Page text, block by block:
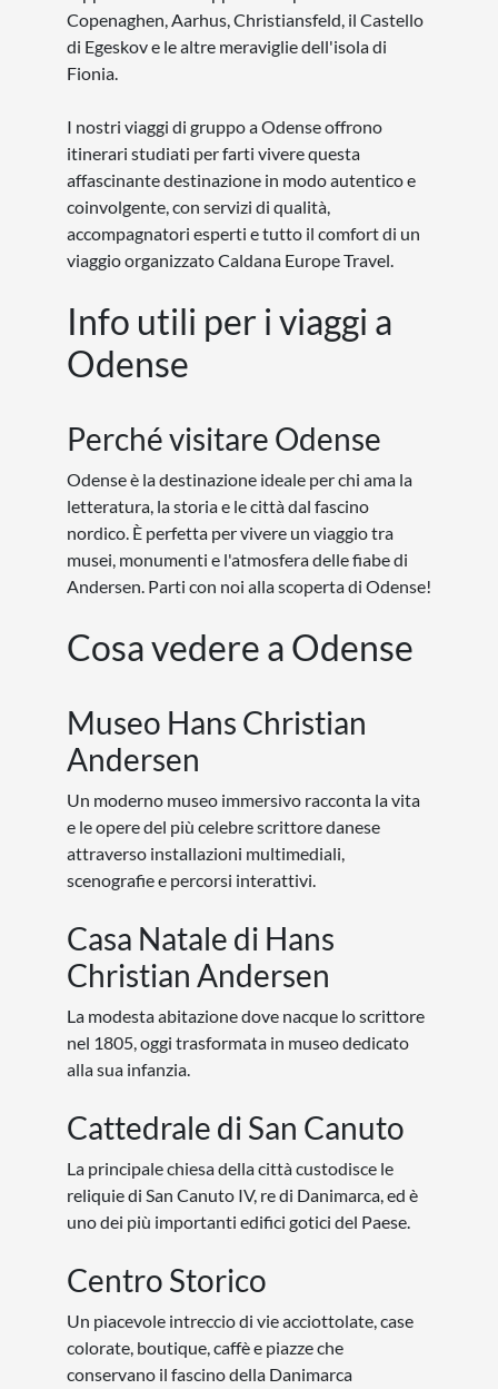
Copenaghen, Aarhus, Christiansfeld, il Castello
di Egeskov e le altre meraviglie dell'isola di
Fionia.
I nostri viaggi di gruppo a Odense offrono
itinerari studiati per farti vivere questa
affascinante destinazione in modo autentico e
coinvolgente, con servizi di qualità,
accompagnatori esperti e tutto il comfort di un
viaggio organizzato Caldana Europe Travel.
Info utili per i viaggi a
Odense
Perché visitare Odense
Odense è la destinazione ideale per chi ama la
letteratura, la storia e le città dal fascino
nordico. È perfetta per vivere un viaggio tra
musei, monumenti e l'atmosfera delle fiabe di
Andersen. Parti con noi alla scoperta di Odense!
Cosa vedere a Odense
Museo Hans Christian
Andersen
Un moderno museo immersivo racconta la vita
e le opere del più celebre scrittore danese
attraverso installazioni multimediali,
scenografie e percorsi interattivi.
Casa Natale di Hans
Christian Andersen
La modesta abitazione dove nacque lo scrittore
nel 1805, oggi trasformata in museo dedicato
alla sua infanzia.
Cattedrale di San Canuto
La principale chiesa della città custodisce le
reliquie di San Canuto IV, re di Danimarca, ed è
uno dei più importanti edifici gotici del Paese.
Centro Storico
Un piacevole intreccio di vie acciottolate, case
colorate, boutique, caffè e piazze che
conservano il fascino della Danimarca